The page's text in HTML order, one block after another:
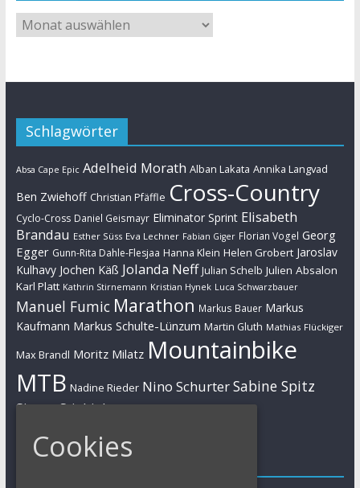
Schlagwörter
Absa Cape Epic Adelheid Morath Alban Lakata Annika Langvad
Ben Zwiehoff Christian Pfäffle Cross-Country
Cyclo-Cross Daniel Geismayr Eliminator Sprint Elisabeth
Brandau Esther Süss Eva Lechner Fabian Giger Florian Vogel Georg
Egger Gunn-Rita Dahle-Flesjaa Hanna Klein Helen Grobert Jaroslav
Kulhavy Jochen Käß Jolanda Neff Julian Schelb Julien Absalon
Karl Platt Kathrin Stirnemann Kristian Hynek Luca Schwarzbauer
Manuel Fumic Marathon Markus Bauer Markus
Kaufmann Markus Schulte-Lünzum Martin Gluth Mathias Flückiger
Max Brandl Moritz Milatz Mountainbike
MTB Nadine Rieder Nino SchurterSabine Spitz
Simon Stiebjahn Urs Huber
Impressum
Cookies